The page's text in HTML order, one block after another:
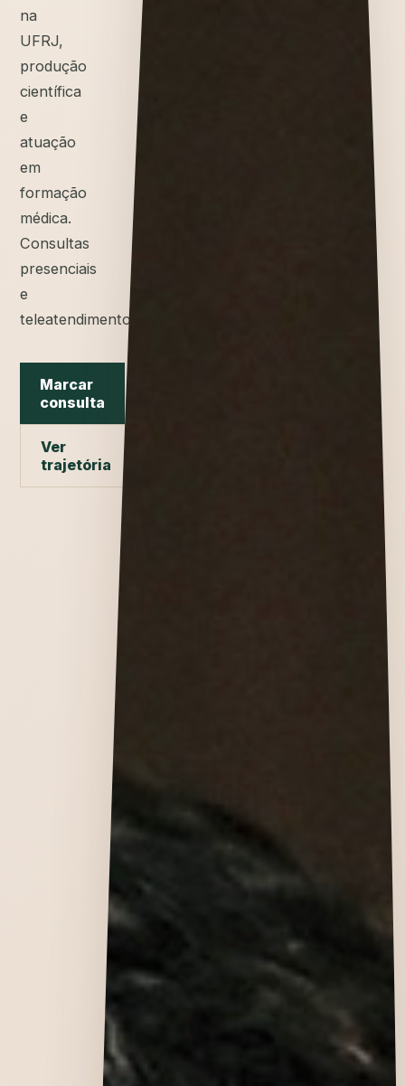
na
UFRJ,
produção
científica
e
atuação
em
formação
médica.
Consultas
presenciais
e
teleatendimento.
Marcar
consulta
Ver
trajetória